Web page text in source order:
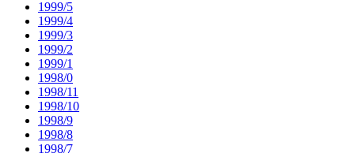
1999/5
1999/4
1999/3
1999/2
1999/1
1998/0
1998/11
1998/10
1998/9
1998/8
1998/7